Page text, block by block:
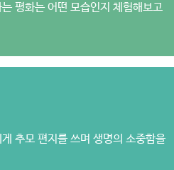
평화는 어떤 모습인지 체험해보고
추모 편지를 쓰며 생명의 소중함을